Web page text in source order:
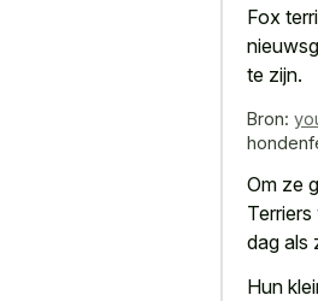
Fox
te zijn.
Bron:
Om ze
dag als
Hun